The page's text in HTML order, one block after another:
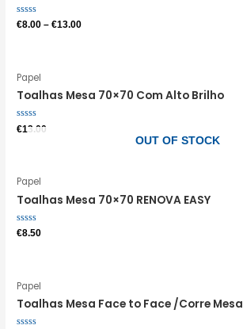
Avaliação
€8.00 –€13.00
Papel
Toalhas Mesa 70×70 Com Alto Brilho
Avaliação
0
€13.00
OUT OF STOCK
Papel
Toalhas Mesa 70×70 RENOVA EASY
Avaliação
€8.50
Papel
Toalhas Mesa Face to Face /Corre Mesa